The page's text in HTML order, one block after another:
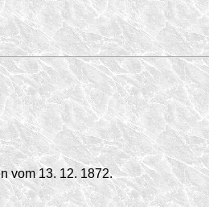
vom13. 12. 1872.